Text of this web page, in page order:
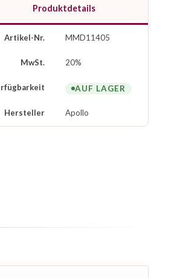
Produktdetails
Artikel-Nr. MMD11405
MwSt. 20%
AUF LAGER
Hersteller Apollo